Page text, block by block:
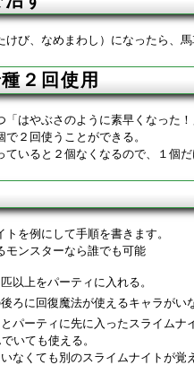
けび、なめまわし）になったら、
２回使用
「はやぶさのように素早くなった！
２回使うことができる。
いると２個なくなるので、１個だ
を例にして手順を書きます。
モンスターなら誰でも可能
以上をパーティに入れる。
ろに回復魔法が使えるキャラがい
パーティに先に入ったスライムナ
いても使える。
なくても別のスライムナイトが覚